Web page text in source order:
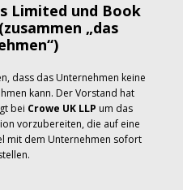
Limited und Book
„das
dass das Unternehmen keine
kann. Der Vorstand hat
bei Crowe UK LLP um das
vorzubereiten, die auf eine
mit dem Unternehmen sofort